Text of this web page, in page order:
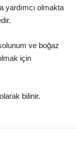
yardımcı olmakta
ve boğaz
için
bilinir.